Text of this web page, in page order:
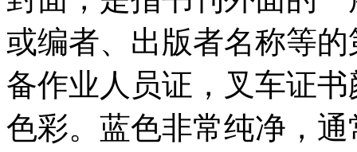
或编者、出版者名称等
备作业人员证，叉车证
色彩。蓝色非常纯净，